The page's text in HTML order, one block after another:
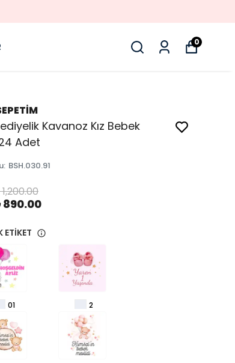
0
Kavanoz Kız Bebek
Adet
: BSH.030.91
890.00
ETİKET
01 2